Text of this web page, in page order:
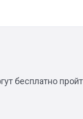
бесплатно
Коробов